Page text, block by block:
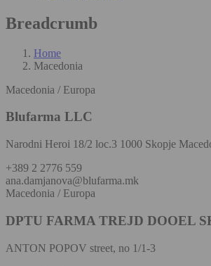
Breadcrumb
Home
Macedonia
Macedonia / Europa
Blufarma LLC
Narodni Heroi 18/2 loc.3 1000 Skopje
+389 2 2776 559
ana.damjanova@blufarma.mk
Macedonia / Europa
DPTU FARMA TREJD DOOEL
ANTON POPOV street, no 1/1-3